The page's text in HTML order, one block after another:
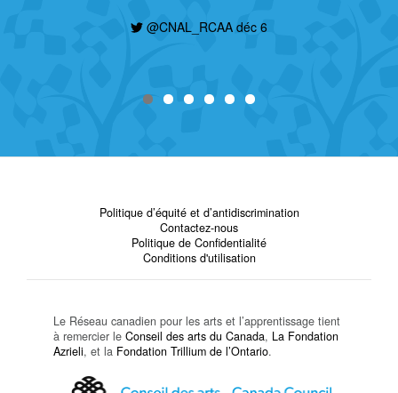
@CNAL_RCAA déc 6
Politique d’équité et d’antidiscrimination
Contactez-nous
Politique de Confidentialité
Conditions d'utilisation
Le Réseau canadien pour les arts et l’apprentissage tient
à remercier le Conseil des arts du Canada, La Fondation
Azrieli, et la Fondation Trillium de l’Ontario.